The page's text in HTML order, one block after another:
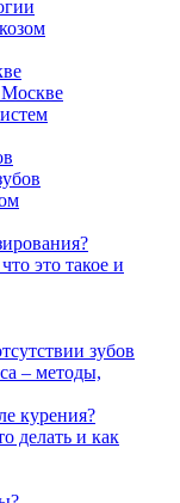
Москве
это такое и
зубов
– методы,
курения?
делать и как